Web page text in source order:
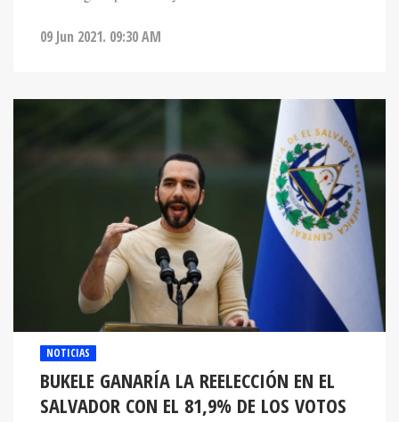
BUKELE GANARÍA LA REELECCIÓN EN EL
SALVADOR CON EL 81,9% DE LOS VOTOS
El actual presidente salvadoreño cuenta con un amplio